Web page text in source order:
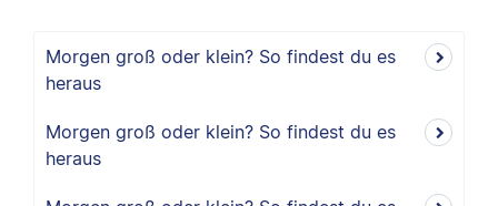
Morgen groß oder klein? So findest du es
heraus
Morgen groß oder klein? So findest du es
heraus